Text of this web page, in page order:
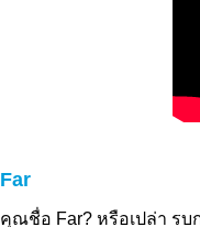
Far
คุณชื่อ Far? หรือเปล่า ร